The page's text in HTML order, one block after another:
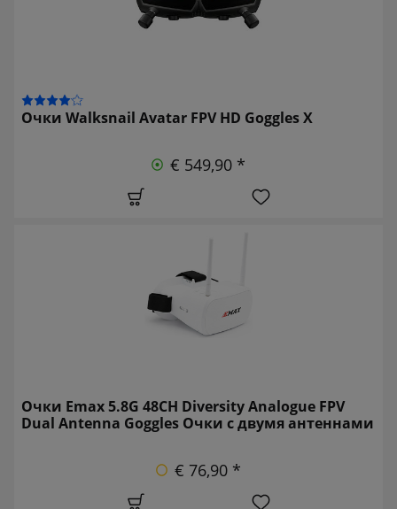
Очки Walksnail Avatar FPV HD Goggles X
€ 549,90 *
Очки Emax 5.8G 48CH Diversity Analogue FPV
Dual Antenna Goggles Очки с двумя антеннами
€ 76,90 *